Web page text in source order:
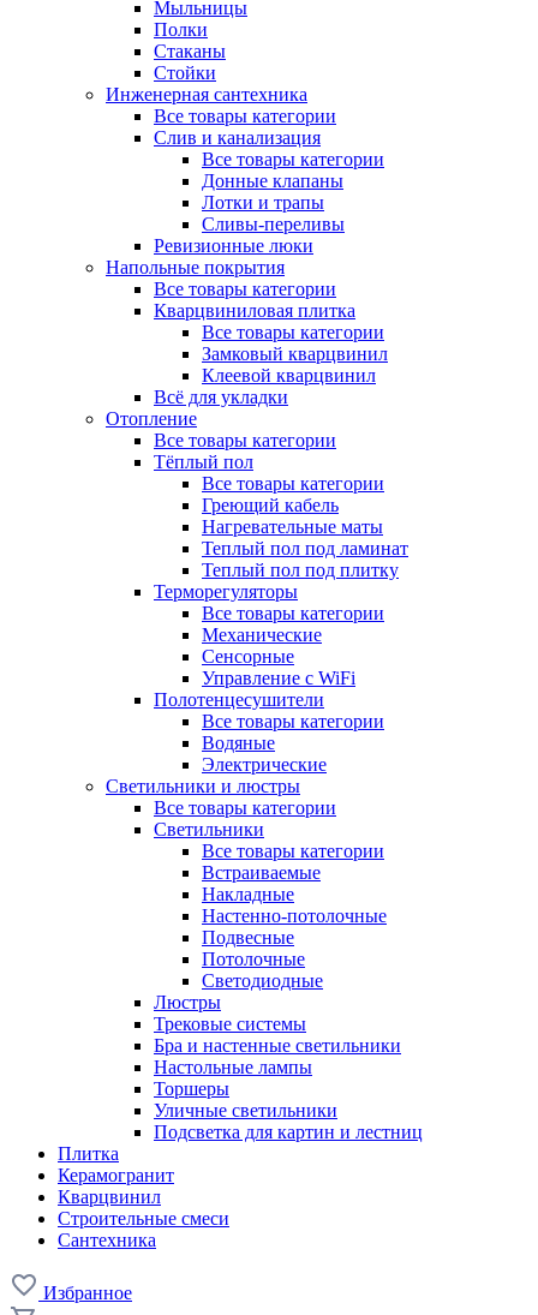
Мыльницы
Полки
Стаканы
Стойки
Инженерная сантехника
Все товары категории
Слив и канализация
Все товары категории
Донные клапаны
Лотки и трапы
Сливы-переливы
Ревизионные люки
Напольные покрытия
Все товары категории
Кварцвиниловая плитка
Все товары категории
Замковый кварцвинил
Клеевой кварцвинил
Всё для укладки
Отопление
Все товары категории
Тёплый пол
Все товары категории
Греющий кабель
Нагревательные маты
Теплый пол под ламинат
Теплый пол под плитку
Терморегуляторы
Все товары категории
Механические
Сенсорные
Управление с WiFi
Полотенцесушители
Все товары категории
Водяные
Электрические
Светильники и люстры
Все товары категории
Светильники
Все товары категории
Встраиваемые
Накладные
Настенно-потолочные
Подвесные
Потолочные
Светодиодные
Люстры
Трековые системы
Бра и настенные светильники
Настольные лампы
Торшеры
Уличные светильники
Подсветка для картин и лестниц
Плитка
Керамогранит
Кварцвинил
Строительные смеси
Сантехника
Избранное